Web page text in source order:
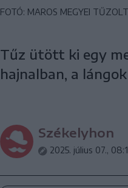
FOTÓ: MAROS MEGYEI
Tűz ütött ki egy
hajnalban, a
Székelyhon
2025. július 07.,